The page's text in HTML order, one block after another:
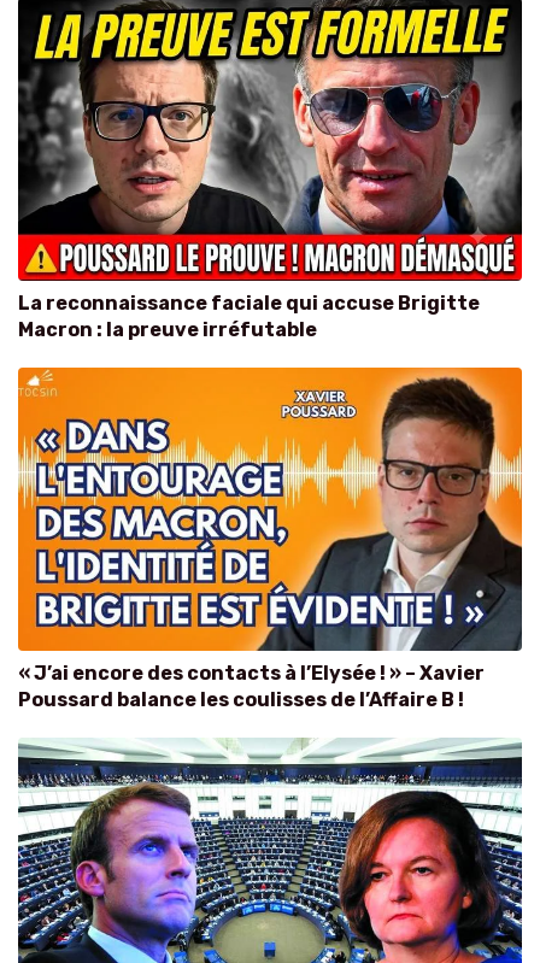
La reconnaissance faciale qui accuse Brigitte
Macron : la preuve irréfutable
« J’ai encore des contacts à l’Elysée ! » – Xavier
Poussard balance les coulisses de l’Affaire B !